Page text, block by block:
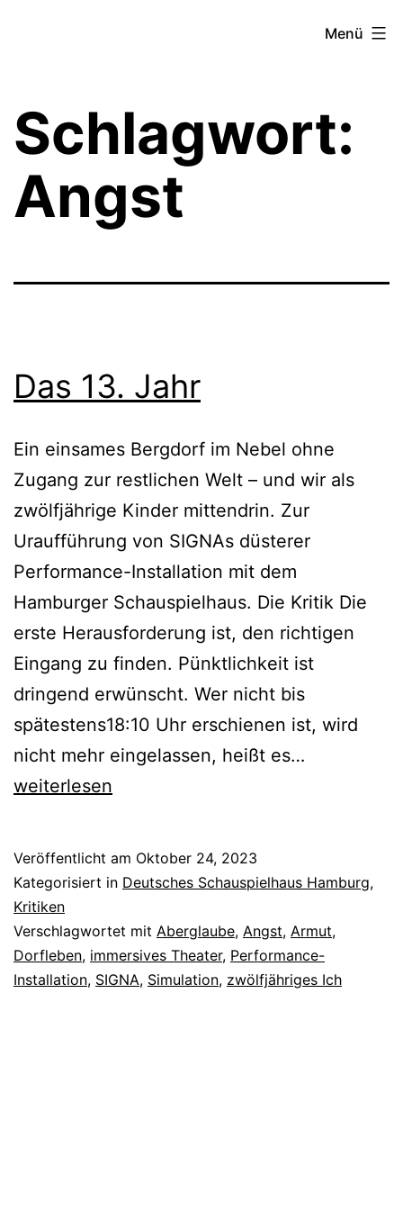
Menü
Schlagwort:
Angst
Das 13. Jahr
Ein einsames Bergdorf im Nebel ohne
Zugang zur restlichen Welt – und wir als
zwölfjährige Kinder mittendrin. Zur
Uraufführung von SIGNAs düsterer
Performance-Installation mit dem
Hamburger Schauspielhaus. Die Kritik Die
erste Herausforderung ist, den richtigen
Eingang zu finden. Pünktlichkeit ist
dringend erwünscht. Wer nicht bis
spätestens18:10 Uhr erschienen ist, wird
nicht mehr eingelassen, heißt es…
weiterlesen
Veröffentlicht am Oktober 24, 2023
Kategorisiert in Deutsches Schauspielhaus Hamburg,
Kritiken
Verschlagwortet mit Aberglaube, Angst, Armut,
Dorfleben, immersives Theater, Performance-
Installation, SIGNA, Simulation, zwölfjähriges Ich